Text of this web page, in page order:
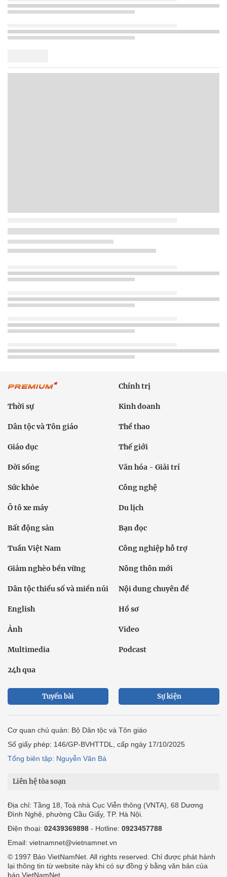
Chính trị
Thời sự Kinh doanh
Dân tộc và Tôn giáo Thể thao
Giáo dục Thế giới
Đời sống Văn hóa - Giải trí
Sức khỏe Công nghệ
Ô tô xe máy Du lịch
Bất động sản Bạn đọc
Tuần Việt Nam Công nghiệp hỗ trợ
Giảm nghèo bền vững Nông thôn mới
Dân tộc thiểu số và miền núi Nội dung chuyên đề
English Hồ sơ
Ảnh Video
Multimedia Podcast
24h qua
Tuyến bài Sự kiện
Cơ quan chủ quản: Bộ Dân tộc và Tôn giáo
Số giấy phép: 146/GP-BVHTTDL, cấp ngày 17/10/2025
Tổng biên tập: Nguyễn Văn Bá
Liên hệ tòa soạn
Địa chỉ: Tầng 18, Toà nhà Cục Viễn thông (VNTA), 68 Dương
Đình Nghệ, phường Cầu Giấy, TP. Hà Nội.
Điện thoại: 02439369898 - Hotline: 0923457788
Email: vietnamnet@vietnamnet.vn
© 1997 Báo VietNamNet. All rights reserved. Chỉ được phát hành
lại thông tin từ website này khi có sự đồng ý bằng văn bản của
báo VietNamNet.